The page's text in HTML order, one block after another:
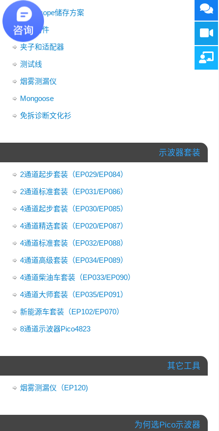
PicoScope储存方案
点火附件
夹子和适配器
测试线
烟雾测漏仪
Mongoose
免拆诊断文化衫
示波器套装
2通道起步套装（EP029/EP084）
2通道标准套装（EP031/EP086）
4通道起步套装（EP030/EP085）
4通道精选套装（EP020/EP087）
4通道标准套装（EP032/EP088）
4通道高级套装（EP034/EP089）
4通道柴油车套装（EP033/EP090）
4通道大师套装（EP035/EP091）
新能源车套装（EP102/EP070）
8通道示波器Pico4823
其它工具
烟雾测漏仪（EP120)
为何选Pico示波器